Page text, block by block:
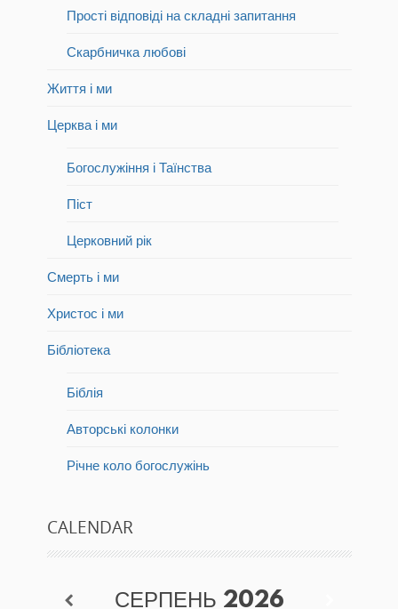
Прості відповіді на складні запитання
Скарбничка любові
Життя і ми
Церква і ми
Богослужіння і Таїнства
Піст
Церковний рік
Смерть і ми
Христос і ми
Бібліотека
Біблія
Авторські колонки
Річне коло богослужінь
CALENDAR
СЕРПЕНЬ 2026